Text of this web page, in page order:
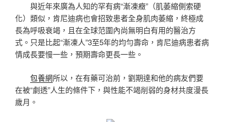
與近年來廣為人知的罕有病“漸凍癥”（肌萎縮側索硬
化）類似，肯尼迪病也會招致患者全身肌肉萎縮，終極成
長為呼吸衰竭，且在全球范圍內尚無明白有用的醫治方
式。只是比起“漸凍人”3至5年的均勻壽命，肯尼迪病患者病
情成長要慢一些，預期壽命更長一些。
包養網所以，在有藥可治前，劉期達和他的病友們要
在被“劇透”人生的條件下，與性能不竭削弱的身材共度漫長
歲月。